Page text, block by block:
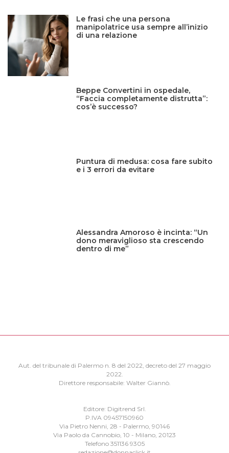
Le frasi che una persona
manipolatrice usa sempre all’inizio
di una relazione
Beppe Convertini in ospedale,
“Faccia completamente distrutta”:
cos’è successo?
Puntura di medusa: cosa fare subito
e i 3 errori da evitare
Alessandra Amoroso è incinta: “Un
dono meraviglioso sta crescendo
dentro di me”
Aut. del tribunale di Palermo n. 8 del 2022, decreto del 27 maggio
2022.
Direttore responsabile: Walter Giannò.
Editore: Digitrend Srl.
P.IVA 09457150960
Via Pietro Nenni, 28 - Palermo, 90146
Via Paolo da Cannobio, 10 - Milano, 20123
Telefono 351136 9305